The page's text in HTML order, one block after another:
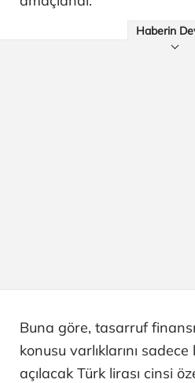
Haberin
Buna göre, tasarruf
konusu varlıklarını
açılacak Türk lirası cinsi